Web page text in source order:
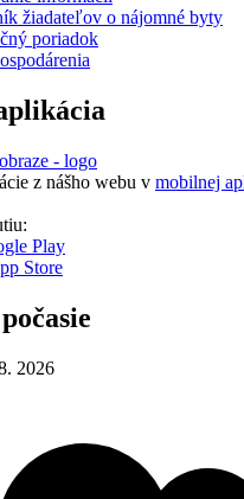
žiadateľov o nájomné byty
poriadok
z nášho webu v mobilnej
2026